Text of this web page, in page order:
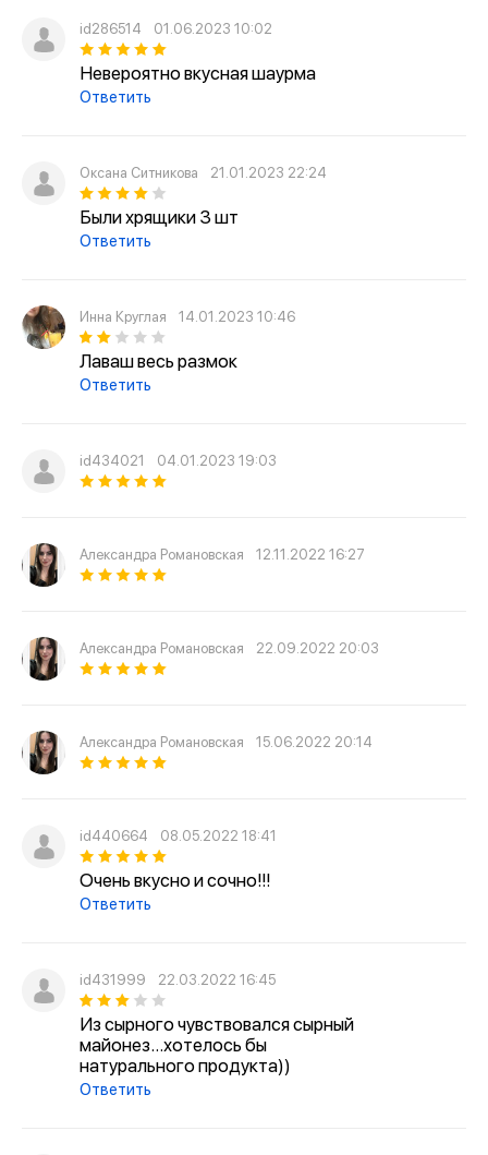
id286514 01.06.2023 10:02
Невероятно вкусная шаурма
Ответить
Оксана Ситникова 21.01.2023 22:24
Были хрящики 3 шт
Ответить
Инна Круглая 14.01.2023 10:46
Лаваш весь размок
Ответить
id434021 04.01.2023 19:03
Александра Романовская 12.11.2022 16:27
Александра Романовская 22.09.2022 20:03
Александра Романовская 15.06.2022 20:14
id440664 08.05.2022 18:41
Очень вкусно и сочно!!!
Ответить
id431999 22.03.2022 16:45
Из сырного чувствовался сырный
майонез...хотелось бы
натурального продукта))
Ответить